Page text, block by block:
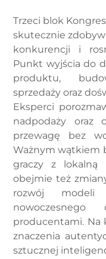
Trzeci blok
skutecznie
konkurencji i
Punkt wyjścia do
produktu,
sprzedaży oraz
Eksperci
nadpodaży oraz
przewagę bez
Ważnym wątkiem
graczy z lokalną
obejmie też
rozwój modeli
producentami. Na
znaczenia
sztucznej